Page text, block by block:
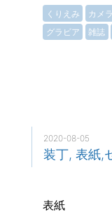
くりえみ カメ
グラビア
雑誌
2020-08-05
装丁, 表紙,
表紙